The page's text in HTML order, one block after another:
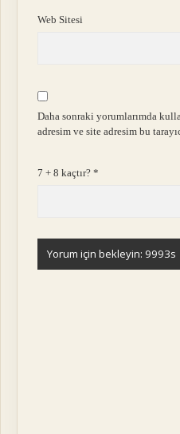
Web Sitesi
Daha sonraki yorumlarımda
adresim ve site adresim bu
7 + 8 kaçtır?*